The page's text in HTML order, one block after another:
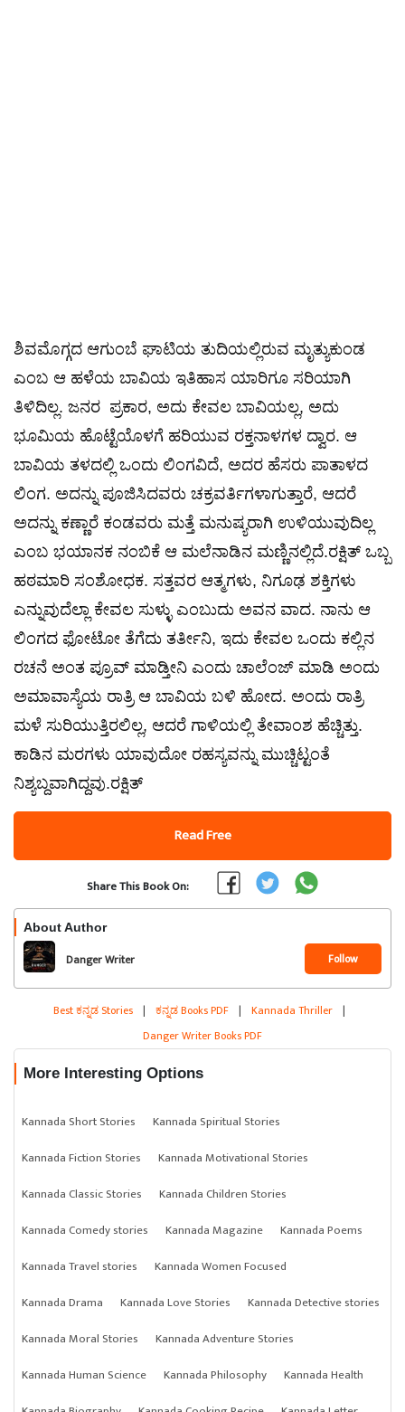
​ಶಿವಮೊಗ್ಗದ ಆಗುಂಬೆ ಘಾಟಿಯ ತುದಿಯಲ್ಲಿರುವ ಮೃತ್ಯುಕುಂಡ
ಎಂಬ ಆ ಹಳೆಯ ಬಾವಿಯ ಇತಿಹಾಸ ಯಾರಿಗೂ ಸರಿಯಾಗಿ
ತಿಳಿದಿಲ್ಲ. ಜನರ ಪ್ರಕಾರ, ಅದು ಕೇವಲ ಬಾವಿಯಲ್ಲ, ಅದು
ಭೂಮಿಯ ಹೊಟ್ಟೆಯೊಳಗೆ ಹರಿಯುವ ರಕ್ತನಾಳಗಳ ದ್ವಾರ. ಆ
ಬಾವಿಯ ತಳದಲ್ಲಿ ಒಂದು ಲಿಂಗವಿದೆ, ಅದರ ಹೆಸರು ಪಾತಾಳದ
ಲಿಂಗ. ಅದನ್ನು ಪೂಜಿಸಿದವರು ಚಕ್ರವರ್ತಿಗಳಾಗುತ್ತಾರೆ, ಆದರೆ
ಅದನ್ನು ಕಣ್ಣಾರೆ ಕಂಡವರು ಮತ್ತೆ ಮನುಷ್ಯರಾಗಿ ಉಳಿಯುವುದಿಲ್ಲ
ಎಂಬ ಭಯಾನಕ ನಂಬಿಕೆ ಆ ಮಲೆನಾಡಿನ ಮಣ್ಣಿನಲ್ಲಿದೆ.​ರಕ್ಷಿತ್ ಒಬ್ಬ
ಹಠಮಾರಿ ಸಂಶೋಧಕ. ಸತ್ತವರ ಆತ್ಮಗಳು, ನಿಗೂಢ ಶಕ್ತಿಗಳು
ಎನ್ನುವುದೆಲ್ಲಾ ಕೇವಲ ಸುಳ್ಳು ಎಂಬುದು ಅವನ ವಾದ. ನಾನು ಆ
ಲಿಂಗದ ಫೋಟೋ ತೆಗೆದು ತರ್ತೀನಿ, ಇದು ಕೇವಲ ಒಂದು ಕಲ್ಲಿನ
ರಚನೆ ಅಂತ ಪ್ರೂವ್ ಮಾಡ್ತೀನಿ ಎಂದು ಚಾಲೆಂಜ್ ಮಾಡಿ ಅಂದು
ಅಮಾವಾಸ್ಯೆಯ ರಾತ್ರಿ ಆ ಬಾವಿಯ ಬಳಿ ಹೋದ. ಅಂದು ರಾತ್ರಿ
ಮಳೆ ಸುರಿಯುತ್ತಿರಲಿಲ್ಲ, ಆದರೆ ಗಾಳಿಯಲ್ಲಿ ತೇವಾಂಶ ಹೆಚ್ಚಿತ್ತು.
ಕಾಡಿನ ಮರಗಳು ಯಾವುದೋ ರಹಸ್ಯವನ್ನು ಮುಚ್ಚಿಟ್ಟಂತೆ
ನಿಶ್ಯಬ್ದವಾಗಿದ್ದವು.​ರಕ್ಷಿತ್
Read Free
Share This Book On:
About Author
Danger Writer Follow
Best ಕನ್ನಡ Stories | ಕನ್ನಡ Books PDF | Kannada Thriller |
Danger Writer Books PDF
More Interesting Options
Kannada Short Stories
Kannada Spiritual Stories
Kannada Fiction Stories
Kannada Motivational Stories
Kannada Classic Stories
Kannada Children Stories
Kannada Comedy stories
Kannada Magazine
Kannada Poems
Kannada Travel stories
Kannada Women Focused
Kannada Drama
Kannada Love Stories
Kannada Detective stories
Kannada Moral Stories
Kannada Adventure Stories
Kannada Human Science
Kannada Philosophy
Kannada Health